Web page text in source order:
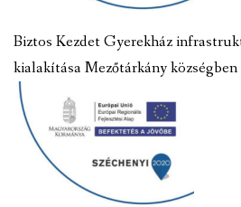
Biztos Kezdet Gyerekház
kialakítása Mezőtárkány községben